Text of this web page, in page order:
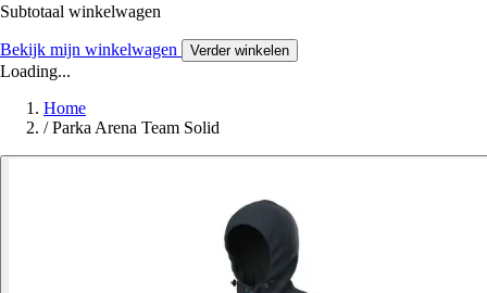
Subtotaal winkelwagen
Bekijk mijn winkelwagen Verder winkelen
Loading...
Home
/ Parka Arena Team Solid